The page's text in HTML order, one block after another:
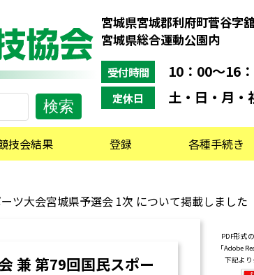
宮城県宮城郡利府町菅谷字
宮城県総合運動公園内
受付時間 10：00～16
定休日 土・日・月・
技会結果 登録 各種手続き
ツ大会宮城県予選会 1次 について掲載しました
兼 第79回国民スポー
PDF形式
「Adobe
下記より